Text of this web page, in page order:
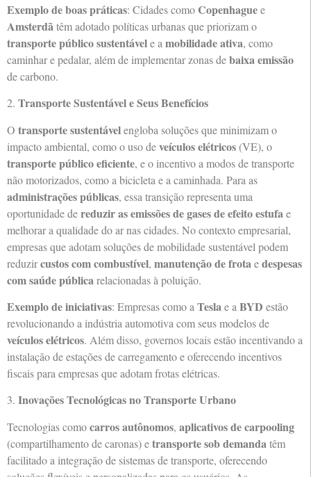
Exemplo de boas práticas: Cidades como Copenhaguee
Amsterdãtêm adotado políticas urbanas que priorizam o
transporte público sustentávele a mobilidade ativa, como
caminhar e pedalar, além de implementar zonas debaixa emissão
de carbono.
2. Transporte Sustentável e Seus Benefícios
O transporte sustentávelengloba soluções que minimizam o
impacto ambiental, como o uso deveículos elétricos (VE), o
transporte público eficiente, e o incentivo a modos de transporte
não motorizados, como a bicicleta e a caminhada. Para as
administrações públicas, essa transição representa uma
oportunidade dereduzir as emissões de gases de efeito estufae
melhorar a qualidade do ar nas cidades. No contexto empresarial,
empresas que adotam soluções de mobilidade sustentável podem
reduzircustos com combustível, manutenção de frotaedespesas
com saúde públicarelacionadas à poluição.
Exemplo de iniciativas: Empresas como a Teslae a BYD estão
revolucionando a indústria automotiva com seus modelos de
veículos elétricos. Além disso, governos locais estão incentivando a
instalação de estações de carregamento e oferecendo incentivos
fiscais para empresas que adotam frotas elétricas.
3. Inovações Tecnológicas no Transporte Urbano
Tecnologias comocarros autônomos, aplicativos de carpooling
(compartilhamento de caronas) etransporte sob demandatêm
facilitado a integração de sistemas de transporte, oferecendo